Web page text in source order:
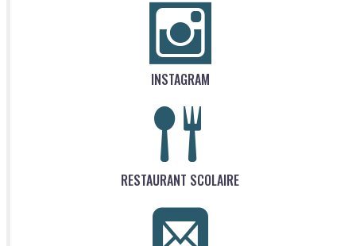
INSTAGRAM
RESTAURANT SCOLAIRE